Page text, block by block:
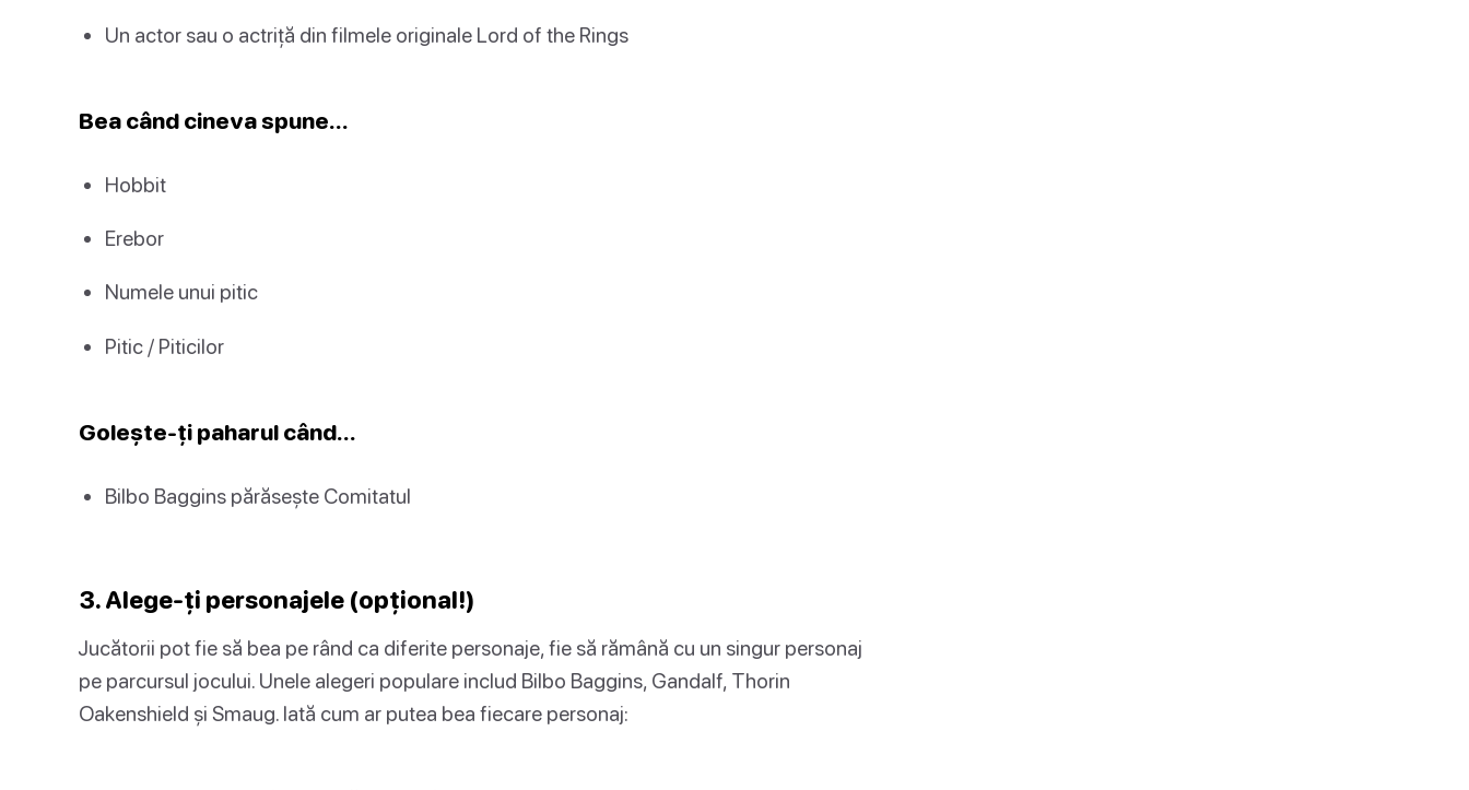
Un actor sau o actriță din filmele originale Lord of the Rings
Bea când cineva spune…
Hobbit
Erebor
Numele unui pitic
Pitic / Piticilor
Golește-ți paharul când…
Bilbo Baggins părăsește Comitatul
3. Alege-ți personajele (opțional!)
Jucătorii pot fie să bea pe rând ca diferite personaje, fie să rămână cu un singur personaj
pe parcursul jocului. Unele alegeri populare includ Bilbo Baggins, Gandalf, Thorin
Oakenshield și Smaug. Iată cum ar putea bea fiecare personaj: